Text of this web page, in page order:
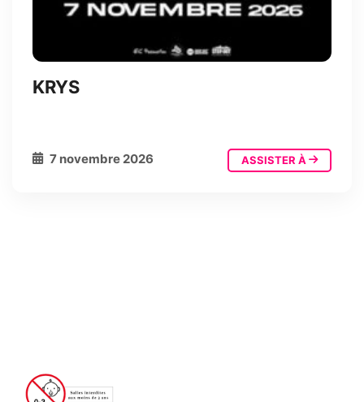
KRYS
7 novembre 2026 ASSISTER À